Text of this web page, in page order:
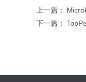
上一篇：
下一篇：